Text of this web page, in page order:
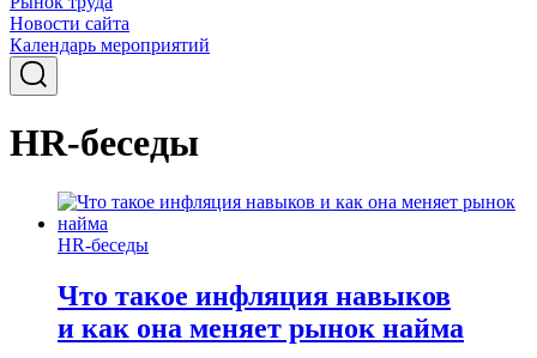
Новости сайта
Календарь мероприятий
HR-беседы
HR-беседы
Что такое инфляция навыков
и как она меняет рынок найма